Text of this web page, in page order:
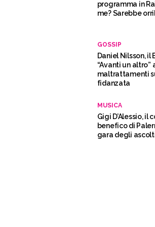
programma in
me? Sarebbe
GOSSIP
Daniel Nilsson, il
“Avanti un
maltrattamenti
fidanzata
MUSICA
Gigi D’Alessio, il
benefico di
gara degli